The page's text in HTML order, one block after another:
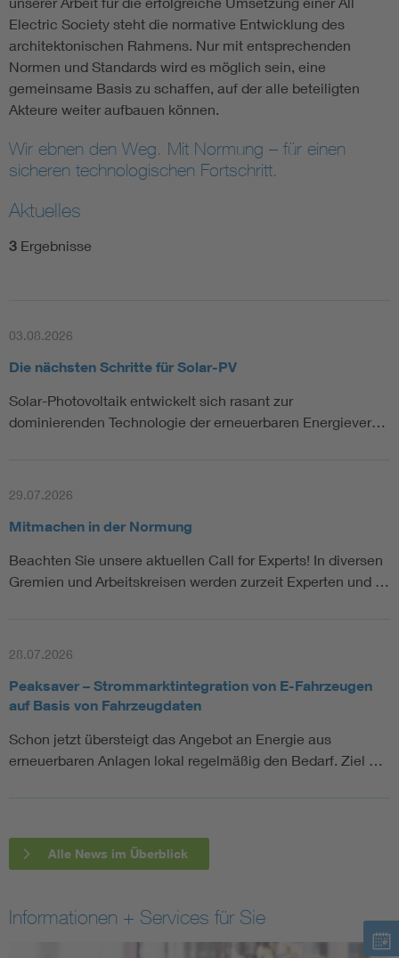
Electric Society steht die normative Entwicklung des
architektonischen Rahmens. Nur mit entsprechenden
Normen und Standards wird es möglich sein, eine
gemeinsame Basis zu schaffen, auf der alle beteiligten
Akteure weiter aufbauen können.
Wir ebnen den Weg. Mit Normung – für einen
sicheren technologischen Fortschritt.
Aktuelles
3 Ergebnisse
03.08.2026
Die nächsten Schritte für Solar-PV
Solar-Photovoltaik entwickelt sich rasant zur
dominierenden Technologie der erneuerbaren Energiever…
29.07.2026
Mitmachen in der Normung
Beachten Sie unsere aktuellen Call for Experts! In diversen
Gremien und Arbeitskreisen werden zurzeit Experten und …
28.07.2026
Peaksaver – Strommarktintegration von E-Fahrzeugen
auf Basis von Fahrzeugdaten
Schon jetzt übersteigt das Angebot an Energie aus
erneuerbaren Anlagen lokal regelmäßig den Bedarf. Ziel …
Alle News im Überblick
Informationen + Services für Sie